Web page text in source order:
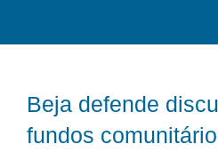
Beja defende
fundos